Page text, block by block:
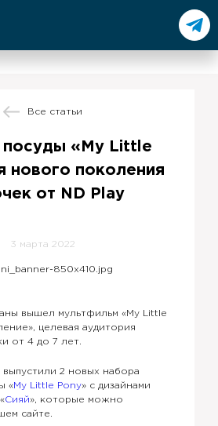
Все статьи
посуды «My Little
нового поколения
от ND Play
3 марта 2022
вышел мультфильм «My Little
целевая аудитория
от 4 до 7 лет.
2 новых набора
«My Little Pony» с дизайнами
Сияй», которые можно
сайте.